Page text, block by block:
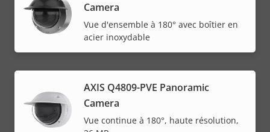
Camera
Vue d'ensemble à 180° avec boîtier en
acier inoxydable
AXIS Q4809-PVE Panoramic
Camera
Vue continue à 180°, haute résolution,